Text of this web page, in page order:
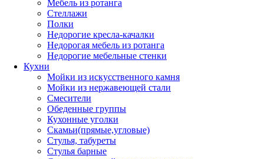
Мебель из ротанга
Стеллажи
Полки
Недорогие кресла-качалки
Недорогая мебель из ротанга
Недорогие мебельные стенки
Кухни
Мойки из искусственного камня
Мойки из нержавеющей стали
Смесители
Обеденные группы
Кухонные уголки
Скамьи(прямые,угловые)
Стулья, табуреты
Стулья барные